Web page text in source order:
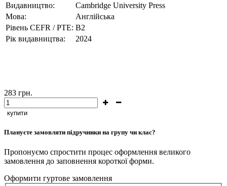
Видавництво:
Cambridge University Press
Мова:
Англійська
Рівень CEFR / PTE: B2
Рік видавництва:
2024
283 грн.
купити
Плануєте замовляти підручники на групу чи клас?
Пропонуємо спростити процес оформлення великого
замовлення до заповнення короткої форми.
Оформити гуртове замовлення